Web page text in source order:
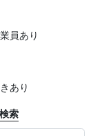
員あり
あり
索